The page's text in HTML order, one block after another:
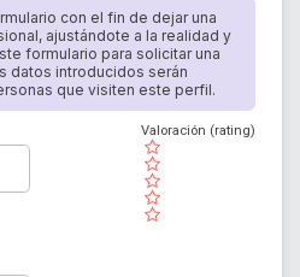
con el fin de dejar una
ajustándote a la realidad y
formulario para solicitar una
datos introducidos serán
que visiten este perfil.
( )
( )
( )
( )
( )
Valoración (rating)